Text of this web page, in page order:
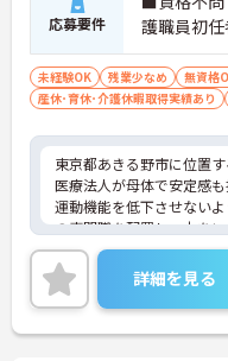
応募要件
護職員初
未経験OK 残業少なめ 無資格
産休･育休･介護休暇取得実績あり
東京都あきる野市に位置す
医療法人が母体で安定感も
運動機能を低下させない
の専門職を配置し、力を
小人数のアットホームな
離も近く、細やかなサポー
週2日～のご勤務が相談可
トとの両立もしやすいです
ご興味のある方には、面
詳細を見る